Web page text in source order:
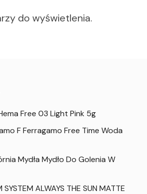
do wyświetlenia.
Free 03 Light Pink 5g
F Ferragamo Free Time Woda
Mydła Mydło Do Golenia W
SYSTEM ALWAYS THE SUN MATTE